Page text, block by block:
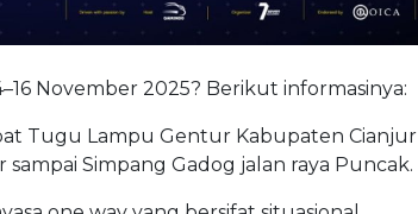
November 2025? Berikut informasinya:
Tugu Lampu Gentur Kabupaten Cianjur
Simpang Gadog jalan raya Puncak.